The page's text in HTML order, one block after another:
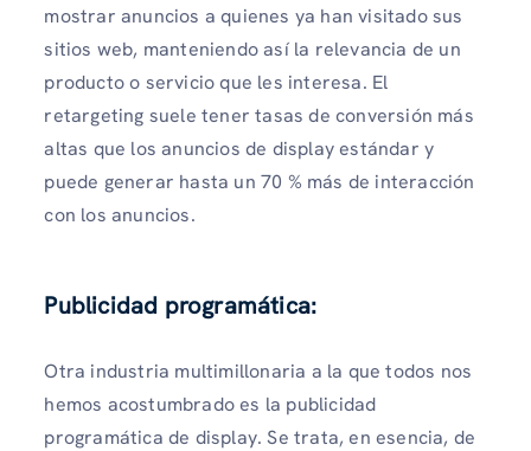
mostrar anuncios a quienes ya han visitado sus
sitios web, manteniendo así la relevancia de un
producto o servicio que les interesa. El
retargeting suele tener tasas de conversión más
altas que los anuncios de display estándar y
puede generar hasta un 70 % más de interacción
con los anuncios.
Publicidad programática:
Otra industria multimillonaria a la que todos nos
hemos acostumbrado es la publicidad
programática de display. Se trata, en esencia, de